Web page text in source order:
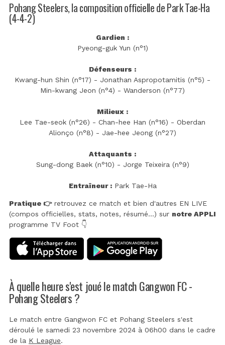
Pohang Steelers, la composition officielle de Park Tae-Ha
(4-4-2)
Gardien :
Pyeong-guk Yun (n°1)
Défenseurs :
Kwang-hun Shin (n°17) - Jonathan Aspropotamitis (n°5) -
Min-kwang Jeon (n°4) - Wanderson (n°77)
Milieux :
Lee Tae-seok (n°26) - Chan-hee Han (n°16) - Oberdan
Alionço (n°8) - Jae-hee Jeong (n°27)
Attaquants :
Sung-dong Baek (n°10) - Jorge Teixeira (n°9)
Entraîneur :Park Tae-Ha
Pratique 👉retrouvez ce match et bien d'autres EN LIVE
(compos officielles, stats, notes, résumé...) sur notre APPLI
programme TV Foot 👇
À quelle heure s'est joué le match Gangwon FC -
Pohang Steelers ?
Le match entre Gangwon FC et Pohang Steelers s'est
déroulé le samedi 23 novembre 2024 à 06h00 dans le cadre
de la K League.